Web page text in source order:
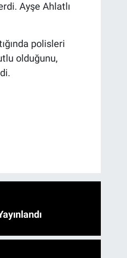
Ayşe Ahlatlı
polisleri
olduğunu,